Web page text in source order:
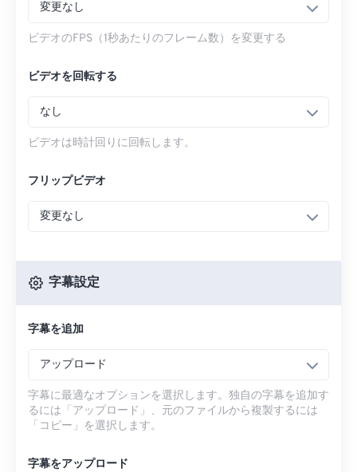
変更なし
ビデオのFPS（1秒あたりのフレーム数）を変更する
ビデオを回転する
なし
ビデオは時計回りに回転します。
フリップビデオ
変更なし
字幕設定
字幕を追加
アップロード
字幕に最適なオプションを選択します。独自の字幕を追加す
るには「アップロード」、元のファイルから複製するには
「コピー」を選択します。
字幕をアップロード